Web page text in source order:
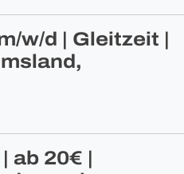
w/d | Gleitzeit |
ab 20€ |